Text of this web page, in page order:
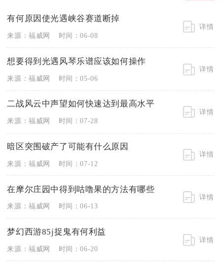
有何原因使光遇峡谷赛道断掉
来源：福威网 时间：06-08
详情
想要得到光遇风琴乐谱应该如何操作
来源：福威网 时间：05-06
详情
二战风云中声望如何快速达到最高水平
来源：福威网 时间：07-28
详情
暗区突围破产了可能有什么原因
来源：福威网 时间：07-12
详情
在摩尔庄园中得到咕噜果的方法有哪些
来源：福威网 时间：06-13
详情
梦幻西游85j捉鬼有何利益
来源：福威网 时间：06-20
详情